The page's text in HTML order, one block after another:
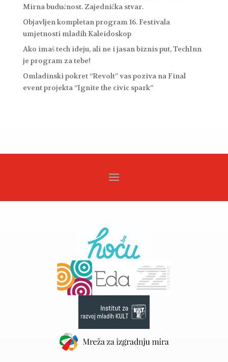
Mirna budućnost. Zajednička stvar.
Objavljen kompletan program 16. Festivala
umjetnosti mladih Kaleidoskop
Ako imaš tech ideju, ali ne i jasan biznis put, TechInn
je program za tebe!
Omladinski pokret “Revolt” vas poziva na Final
event projekta “Ignite the civic spark”